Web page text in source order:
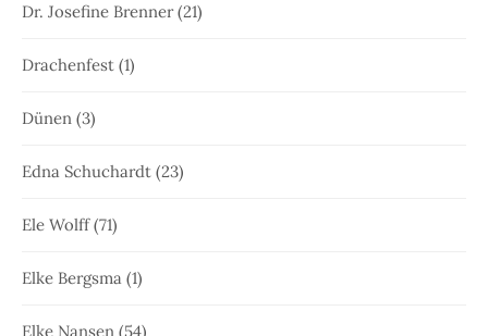
Dr. Josefine Brenner(21)
Drachenfest (1)
Dünen (3)
Edna Schuchardt (23)
Ele Wolff(71)
Elke Bergsma (1)
Elke Nansen (54)